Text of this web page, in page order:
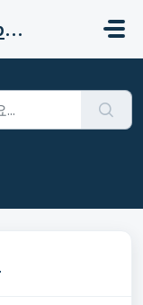
TuneIn Broadcaster Support